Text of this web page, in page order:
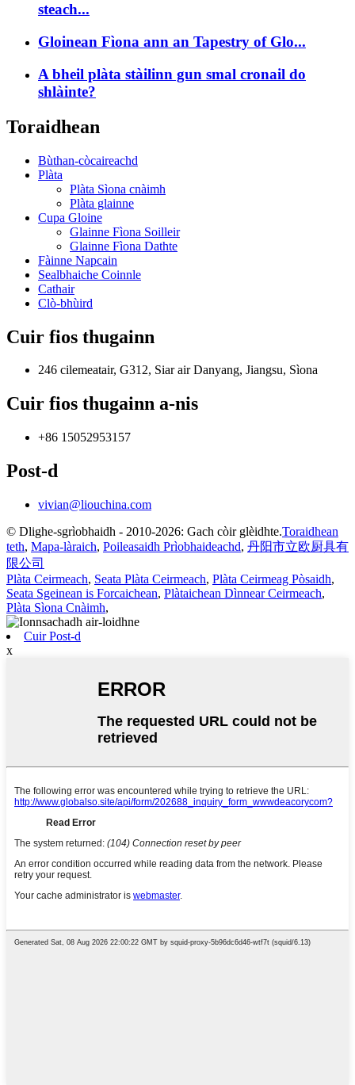
steach...
Gloinean Fìona ann an Tapestry of Glo...
A bheil plàta stàilinn gun smal cronail do
shlàinte?
Toraidhean
Bùthan-còcaireachd
Plàta
Plàta Sìona cnàimh
Plàta glainne
Cupa Gloine
Glainne Fìona Soilleir
Glainne Fìona Dathte
Fàinne Napcain
Sealbhaiche Coinnle
Cathair
Clò-bhùird
Cuir fios thugainn
246 cilemeatair, G312, Siar air Danyang, Jiangsu, Sìona
Cuir fios thugainn a-nis
+86 15052953157
Post-d
vivian@liouchina.com
© Dlighe-sgrìobhaidh - 2010-2026: Gach còir glèidhte.Toraidhean
teth, Mapa-làraich, Poileasaidh Prìobhaideachd, 丹阳市立欧厨具有
限公司
Plàta Ceirmeach, Seata Plàta Ceirmeach, Plàta Ceirmeag Pòsaidh,
Seata Sgeinean is Forcaichean, Plàtaichean Dìnnear Ceirmeach,
Plàta Sìona Cnàimh,
Cuir Post-d
x